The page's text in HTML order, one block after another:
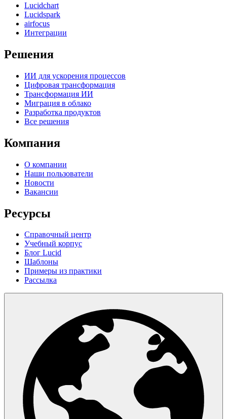
Lucidchart
Lucidspark
airfocus
Интеграции
Решения
ИИ для ускорения процессов
Цифровая трансформация
Трансформация ИИ
Миграция в облако
Разработка продуктов
Все решения
Компания
О компании
Наши пользователи
Новости
Вакансии
Ресурсы
Справочный центр
Учебный корпус
Блог Lucid
Шаблоны
Примеры из практики
Рассылка